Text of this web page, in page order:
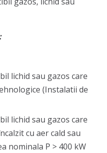
lichid sau gazos care
(Instalatii de
lichid sau gazos care
cu aer cald sau
nominala P > 400 kW